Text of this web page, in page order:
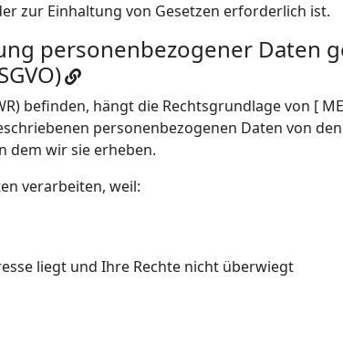
zur Einhaltung von Gesetzen erforderlich ist.
personenbezogener Daten
befinden, hängt die Rechtsgrundlage von [
personenbezogenen Daten von
dem wir sie erheben.
verarbeiten, weil:
liegt und Ihre Rechte nicht überwiegt